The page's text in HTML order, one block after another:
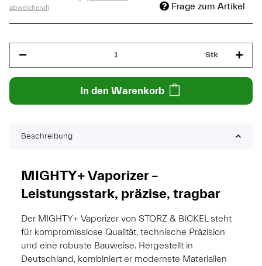
abweichend)
Frage zum Artikel
Stk
In den Warenkorb
Beschreibung
MIGHTY+ Vaporizer –
Leistungsstark, präzise, tragbar
Der MIGHTY+ Vaporizer von STORZ & BICKEL steht
für kompromisslose Qualität, technische Präzision
und eine robuste Bauweise. Hergestellt in
Deutschland, kombiniert er modernste Materialien